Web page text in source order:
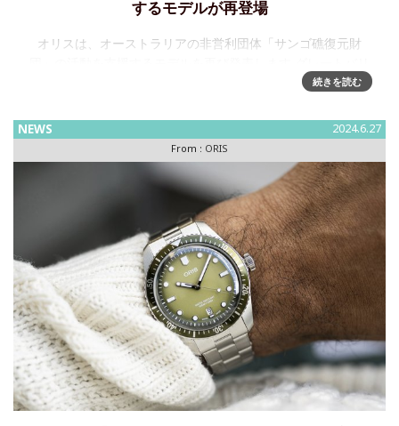
するモデルが再登場
オリスは、オーストラリアの非営利団体「サンゴ礁復元財
アリーフ リミテッドエディションIV（第4弾）は、美しいグ
続きを読む
NEWS 2024.6.27
From : ORIS